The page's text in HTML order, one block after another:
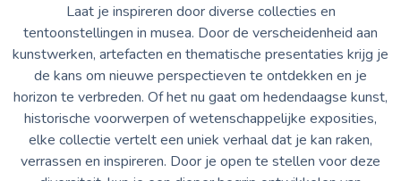
Laat je inspireren door diverse collecties en
tentoonstellingen in musea. Door de verscheidenheid aan
kunstwerken, artefacten en thematische presentaties krijg je
de kans om nieuwe perspectieven te ontdekken en je
horizon te verbreden. Of het nu gaat om hedendaagse kunst,
historische voorwerpen of wetenschappelijke exposities,
elke collectie vertelt een uniek verhaal dat je kan raken,
verrassen en inspireren. Door je open te stellen voor deze